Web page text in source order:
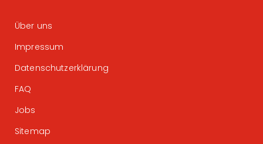
Über uns
Impressum
Datenschutzerklärung
FAQ
Jobs
Sitemap